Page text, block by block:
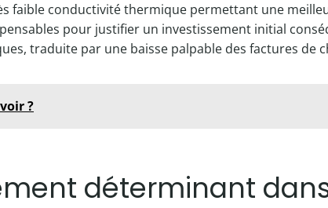
faible conductivité thermique permettant une
pour justifier un investissement initial
traduite par une baisse palpable des factures de
?
déterminant